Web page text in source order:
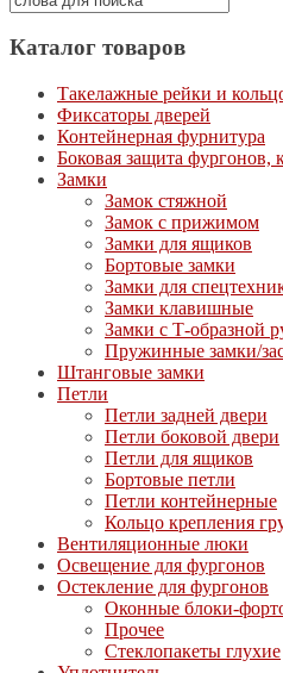
Каталог товаров
Такелажные рейки и
Фиксаторы дверей
Контейнерная фурнитура
Боковая защита
Замки
Замок стяжной
Замок с прижимом
Замки для ящиков
Бортовые замки
Замки для
Замки клавишные
Замки с Т-образной
Пружинные замки/
Штанговые замки
Петли
Петли задней двери
Петли боковой двери
Петли для ящиков
Бортовые петли
Петли контейнерные
Кольцо крепления
Вентиляционные люки
Освещение для фургонов
Остекление для фургонов
Оконные блоки-
Прочее
Стеклопакеты глухие